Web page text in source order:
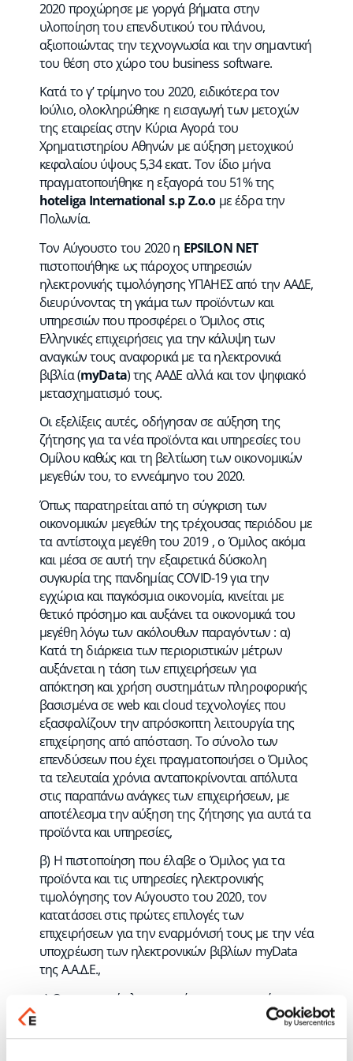
2020 προχώρησε με γοργά βήματα στην
υλοποίηση του επενδυτικού του πλάνου,
αξιοποιώντας την τεχνογνωσία και την σημαντική
του θέση στο χώρο του business software.
Κατά το γ’ τρίμηνο του 2020, ειδικότερα τον
Ιούλιο, ολοκληρώθηκε η εισαγωγή των μετοχών
της εταιρείας στην Κύρια Αγορά του
Χρηματιστηρίου Αθηνών με αύξηση μετοχικού
κεφαλαίου ύψους 5,34 εκατ. Τον ίδιο μήνα
πραγματοποιήθηκε η εξαγορά του 51% της
hoteliga International s.p Z.o.oμε έδρα την
Πολωνία.
Τον Αύγουστο του 2020 η EPSILON NET
πιστοποιήθηκε ως πάροχος υπηρεσιών
ηλεκτρονικής τιμολόγησης ΥΠΑΗΕΣ από την ΑΑΔΕ,
διευρύνοντας τη γκάμα των προϊόντων και
υπηρεσιών που προσφέρει ο Όμιλος στις
Ελληνικές επιχειρήσεις για την κάλυψη των
αναγκών τους αναφορικά με τα ηλεκτρονικά
βιβλία (myData) της ΑΑΔΕ αλλά και τον ψηφιακό
μετασχηματισμό τους.
Οι εξελίξεις αυτές, οδήγησαν σε αύξηση της
ζήτησης για τα νέα προϊόντα και υπηρεσίες του
Ομίλου καθώς και τη βελτίωση των οικονομικών
μεγεθών του, το εννεάμηνο του 2020.
Όπως παρατηρείται από τη σύγκριση των
οικονομικών μεγεθών της τρέχουσας περιόδου με
τα αντίστοιχα μεγέθη του 2019 , ο Όμιλος ακόμα
και μέσα σε αυτή την εξαιρετικά δύσκολη
συγκυρία της πανδημίας COVID-19 για την
εγχώρια και παγκόσμια οικονομία, κινείται με
θετικό πρόσημο και αυξάνει τα οικονομικά του
μεγέθη λόγω των ακόλουθων παραγόντων : α)
Κατά τη διάρκεια των περιοριστικών μέτρων
αυξάνεται η τάση των επιχειρήσεων για
απόκτηση και χρήση συστημάτων πληροφορικής
βασισμένα σε web και cloud τεχνολογίες που
εξασφαλίζουν την απρόσκοπτη λειτουργία της
επιχείρησης από απόσταση. Το σύνολο των
επενδύσεων που έχει πραγματοποιήσει ο Όμιλος
τα τελευταία χρόνια ανταποκρίνονται απόλυτα
στις παραπάνω ανάγκες των επιχειρήσεων, με
αποτέλεσμα την αύξηση της ζήτησης για αυτά τα
προϊόντα και υπηρεσίες,
β) Η πιστοποίηση που έλαβε ο Όμιλος για τα
προϊόντα και τις υπηρεσίες ηλεκτρονικής
τιμολόγησης τον Αύγουστο του 2020, τον
κατατάσσει στις πρώτες επιλογές των
επιχειρήσεων για την εναρμόνισή τους με την νέα
υποχρέωση των ηλεκτρονικών βιβλίων myData
της Α.Α.Δ.Ε.,
γ) Οι εφαρμογές λογισμικού και οι υπηρεσίες του
Ομίλου είναι σημαντικές για την καθημερινή
λειτουργία των επιχειρήσεων, καθώς αποτελούν